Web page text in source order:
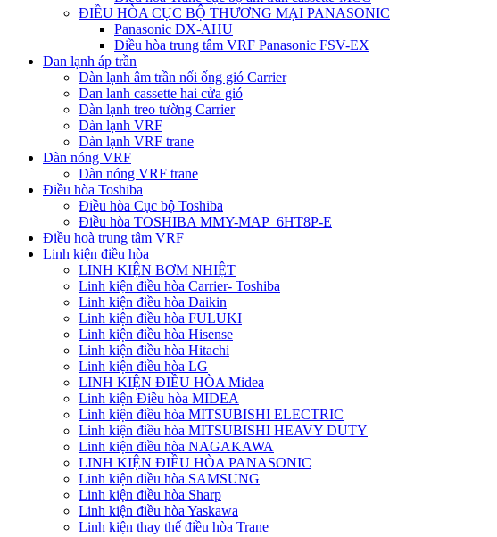
ĐIỀU HÒA CỤC BỘ THƯƠNG MẠI PANASONIC
Panasonic DX-AHU
Điều hòa trung tâm VRF Panasonic FSV-EX
Dan lạnh áp trần
Dàn lạnh âm trần nối ống gió Carrier
Dan lanh cassette hai cửa gió
Dàn lạnh treo tường Carrier
Dàn lạnh VRF
Dàn lạnh VRF trane
Dàn nóng VRF
Dàn nóng VRF trane
Điều hòa Toshiba
Điều hòa Cục bộ Toshiba
Điều hòa TOSHIBA MMY-MAP_6HT8P-E
Điều hoà trung tâm VRF
Linh kiện điều hòa
LINH KIỆN BƠM NHIỆT
Linh kiện điều hòa Carrier- Toshiba
Linh kiện điều hòa Daikin
Linh kiện điều hòa FULUKI
Linh kiện điều hòa Hisense
Linh kiện điều hòa Hitachi
Linh kiện điều hòa LG
LINH KIỆN ĐIỀU HÒA Midea
Linh kiện Điều hòa MIDEA
Linh kiện điều hòa MITSUBISHI ELECTRIC
Linh kiện điều hòa MITSUBISHI HEAVY DUTY
Linh kiện điều hòa NAGAKAWA
LINH KIỆN ĐIỀU HÒA PANASONIC
Linh kiện điều hòa SAMSUNG
Linh kiện điều hòa Sharp
Linh kiện điều hòa Yaskawa
Linh kiện thay thế điều hòa Trane